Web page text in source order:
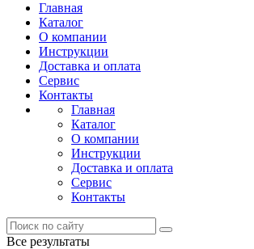
Главная
Каталог
О компании
Инструкции
Доставка и оплата
Сервис
Контакты
Главная
Каталог
О компании
Инструкции
Доставка и оплата
Сервис
Контакты
Все результаты